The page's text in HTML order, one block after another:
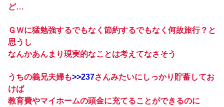
ど…
ＧＷに猛勉強するでもなく節約するでもなく何故旅行？と
思うし
なんかあんまり現実的なことは考えてなさそう
うちの義兄夫婦も>>237さんみたいにしっかり貯蓄してお
けば
教育費やマイホームの頭金に充てることができるのに